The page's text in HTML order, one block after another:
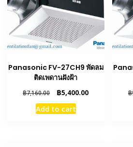
Panasonic FV-27CH9 พัดลม
ติดเพดานฝังฝ้า
฿7,160.00
Original
price
was:
฿5,400.00Current
Add to cart
฿